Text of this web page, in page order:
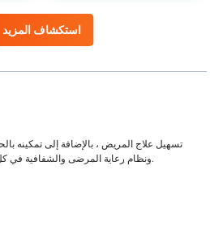
استكشاف المزيد
تسهيل علاج المريض ، بالإضافة إلى تمكينه
ونظام رعاية المرضى والشفافية في كل خطوة من خطوات رحلة العلاج.